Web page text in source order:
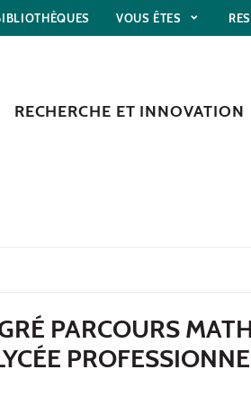
VOUS ÊTES
RECHERCHE ET INNOVATION
PARCOURS